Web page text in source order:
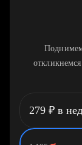
279 ₽ в